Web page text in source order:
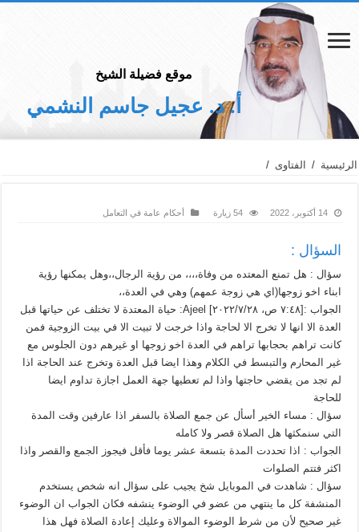
موقع فضيلة الشيخ
أ. د. عجيل جاسم النشمي
الرئيسية / الفتاوى /
14 أكتوبر، 2022 54 زيارة أحكام عامة في التعامل
السؤال :
سؤال : هل تمنع المعتده من وفاة،،،، من رؤية الرجال،،وهل يمكنها رؤية
ابناء اخو زوجها(اي هي زوجة عمهم) وهي في العدة،،
الجواب :[٧:٤٨ ص، ٢٠٢٢/٧/٢٨] Ajeel: حياة المعتدة لا تختلف عن حياتها قبل
العدة الا انها لا تخرج الا لحاجة واذا خرجت لا تبيت الا في بيت الزوجية فمن
كانت تراهم بحجابها تراهم في العدة اخو زوجها او غيرهم دون الجلوس مع
غير المحارم والتبسط في الكلام وهذا ايضا قبل العدة وتخرج عند الحاجة اذا
لم تجد من يقضي حاجتها واذا لم تعطيها جهة العمل اجازة تداوم ايضا
للحاجة
سؤال : مساء الخير أسأل عن جمع الصلاة بالسفر اذا عارفين وقت المدة
التي سنمكثها هل الصلاة قصر ولا كامله
الجواب : اذا تحددت المدة بتسعة عشر يوما فأقل فيجوز الجمع والقصر واذا
اكثر فتتم الصلوات
سؤال : شاهدت في الموبايل شخ يجيب على سؤال انه شخص يستخدم
المنشفة كل ما ينتهي من عضو في الوضوء ينشفه فكان الجواب ان الوضوء
غير صحيح لأن من شرط الوضوء الموالاة وعليك إعادة الصلاة فهل هذا